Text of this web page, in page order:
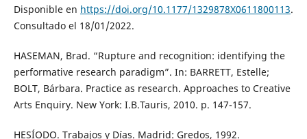
Disponible en https://doi.org/10.1177/1329878X0611800113.
Consultado el 18/01/2022.
HASEMAN, Brad. “Rupture and recognition: identifying the
performative research paradigm”. In: BARRETT, Estelle;
BOLT, Bárbara. Practice as research. Approaches to Creative
Arts Enquiry. New York: I.B.Tauris, 2010. p. 147-157.
HESÍODO. Trabajos y Días. Madrid: Gredos, 1992.